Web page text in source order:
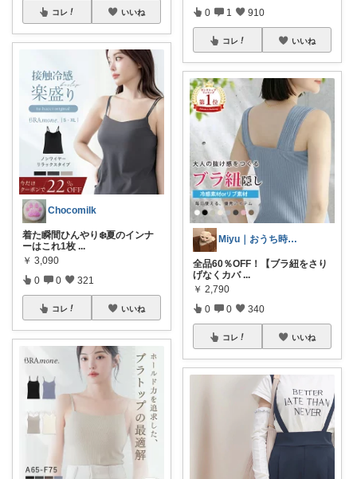
コレ いいね
Chocomilk
着た瞬間ひんやり❄️夏のインナ
ーはこれ1枚 ...
￥ 3,090
0 0 321
コレ いいね
0 1 910
コレ いいね
Miyu｜おうち時間の小さな幸せ🌸
全品60％OFF！【ブラ紐をさり
げなくカバ ...
￥ 2,790
0 0 340
コレ いいね